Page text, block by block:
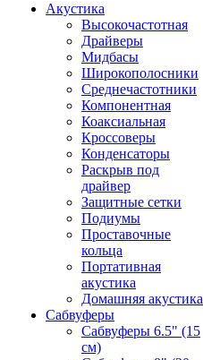
Акустика
Высокочастотная
Драйверы
Мидбасы
Широкополосники
Среднечастотники
Компонентная
Коаксиальная
Кроссоверы
Конденсаторы
Раскрыв под
драйвер
Защитные сетки
Подиумы
Проставочные
кольца
Портативная
акустика
Домашняя акустика
Сабвуферы
Сабвуферы 6.5" (15
см)